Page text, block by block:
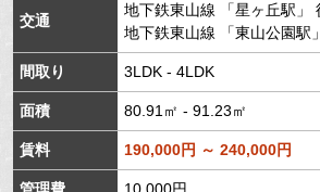
交通
地下鉄東山線 「星ヶ丘駅 」
地下鉄東山線 「東山公園駅
間取り 3LDK - 4LDK
面積 80.91㎡ - 91.23㎡
賃料 190,000円 ～ 240,000円